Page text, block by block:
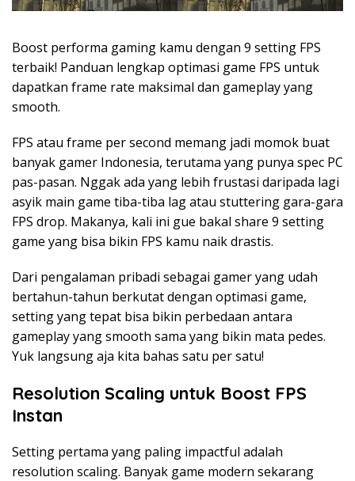
Boost performa gaming kamu dengan 9 setting FPS
terbaik! Panduan lengkap optimasi game FPS untuk
dapatkan frame rate maksimal dan gameplay yang
smooth.
FPS atau frame per second memang jadi momok buat
banyak gamer Indonesia, terutama yang punya spec PC
pas-pasan. Nggak ada yang lebih frustasi daripada lagi
asyik main game tiba-tiba lag atau stuttering gara-gara
FPS drop. Makanya, kali ini gue bakal share 9 setting
game yang bisa bikin FPS kamu naik drastis.
Dari pengalaman pribadi sebagai gamer yang udah
bertahun-tahun berkutat dengan optimasi game,
setting yang tepat bisa bikin perbedaan antara
gameplay yang smooth sama yang bikin mata pedes.
Yuk langsung aja kita bahas satu per satu!
Resolution Scaling untuk Boost FPS
Instan
Setting pertama yang paling impactful adalah
resolution scaling. Banyak game modern sekarang